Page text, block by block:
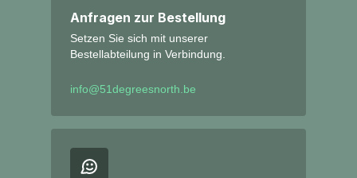
Anfragen zur Bestellung
Setzen Sie sich mit unserer
Bestellabteilung in Verbindung.
info@51degreesnorth.be